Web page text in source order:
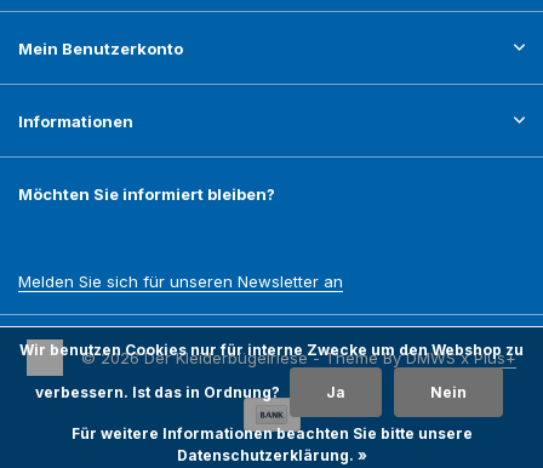
Mein Benutzerkonto
Informationen
Möchten Sie informiert bleiben?
Melden Sie sich für unseren Newsletter an
© 2026 Der Kleiderbügelriese - Theme ByDMWSxPlus+
Wir benutzen Cookies nur für interne Zwecke um den Webshop zu
verbessern. Ist das in Ordnung? Ja Nein
Für weitere Informationen beachten Sie bitte unsere
Datenschutzerklärung. »